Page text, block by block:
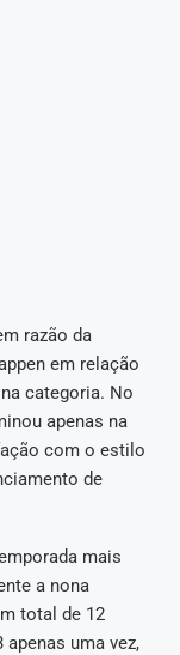
razão da
em relação
categoria. No
apenas na
com o estilo
de
mais
a nona
total de 12
uma vez,